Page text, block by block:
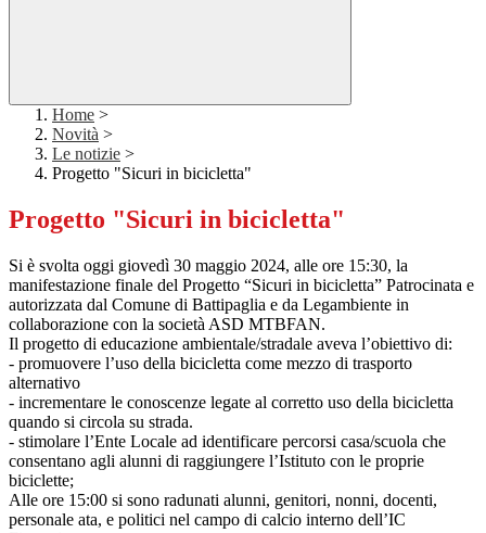
Home >
Novità >
Le notizie >
Progetto "Sicuri in bicicletta"
Progetto "Sicuri in bicicletta"
Si è svolta oggi giovedì 30 maggio 2024, alle ore 15:30, la
manifestazione finale del Progetto “Sicuri in bicicletta” Patrocinata e
autorizzata dal Comune di Battipaglia e da Legambiente in
collaborazione con la società ASD MTBFAN.
Il progetto di educazione ambientale/stradale aveva l’obiettivo di:
- promuovere l’uso della bicicletta come mezzo di trasporto
alternativo
- incrementare le conoscenze legate al corretto uso della bicicletta
quando si circola su strada.
- stimolare l’Ente Locale ad identificare percorsi casa/scuola che
consentano agli alunni di raggiungere l’Istituto con le proprie
biciclette;
Alle ore 15:00 si sono radunati alunni, genitori, nonni, docenti,
personale ata, e politici nel campo di calcio interno dell’IC